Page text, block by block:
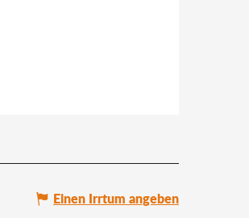
Einen Irrtum angeben